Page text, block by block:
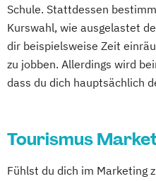
Schule. Stattdessen
Kurswahl, wie ausgelastet
dir beispielsweise Zeit
zu jobben. Allerdings wird
dass du dich hauptsächlich
Tourismus
Fühlst du dich im Marketing